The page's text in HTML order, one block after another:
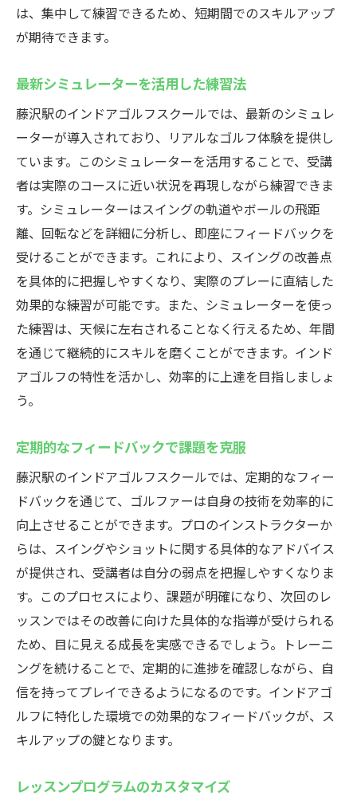
様々なコンディションでの練習法
コース戦略の練習方法
ウテミル藤沢店のインドアゴルフスクールでス
イングを磨こう
ウテミル藤沢店の特徴と魅力
定期的なスイング分析の重要性
プロフェッショナルによる指導法
インドアゴルフでの課題発見と改善
スイング動画を活用した自己分析
効率的な練習スケジュールの立て方
インドアゴルフのメリットと藤沢駅のレッスン
内容
天候に左右されない練習環境
季節を問わずゴルフを楽しむ方法
フィットネスとの併用による効果
インドアゴルフを続ける利点
藤沢駅のインドアゴルフで上達するためのポイ
ント
継続的な練習の重要性
適切なフィードバックを受ける方法
自己目標の設定と達成法
モチベーションを維持するコツ
効果的なトレーニングプラン
技術とメンタルのバランス
効率的なスキルアップが可能な藤沢駅のインド
短期間で結果を出すための戦略
は、集中して練習できるため、短期間でのスキルアップ
が期待できます。
最新シミュレーターを活用した練習法
藤沢駅のインドアゴルフスクールでは、最新のシミュレ
ーターが導入されており、リアルなゴルフ体験を提供し
ています。このシミュレーターを活用することで、受講
者は実際のコースに近い状況を再現しながら練習できま
す。シミュレーターはスイングの軌道やボールの飛距
離、回転などを詳細に分析し、即座にフィードバックを
受けることができます。これにより、スイングの改善点
を具体的に把握しやすくなり、実際のプレーに直結した
効果的な練習が可能です。また、シミュレーターを使っ
た練習は、天候に左右されることなく行えるため、年間
を通じて継続的にスキルを磨くことができます。インド
アゴルフの特性を活かし、効率的に上達を目指しましょ
う。
定期的なフィードバックで課題を克服
藤沢駅のインドアゴルフスクールでは、定期的なフィー
ドバックを通じて、ゴルファーは自身の技術を効率的に
向上させることができます。プロのインストラクターか
らは、スイングやショットに関する具体的なアドバイス
が提供され、受講者は自分の弱点を把握しやすくなりま
す。このプロセスにより、課題が明確になり、次回のレ
ッスンではその改善に向けた具体的な指導が受けられる
ため、目に見える成長を実感できるでしょう。トレーニ
ングを続けることで、定期的に進捗を確認しながら、自
信を持ってプレイできるようになるのです。インドアゴ
ルフに特化した環境での効果的なフィードバックが、ス
キルアップの鍵となります。
レッスンプログラムのカスタマイズ